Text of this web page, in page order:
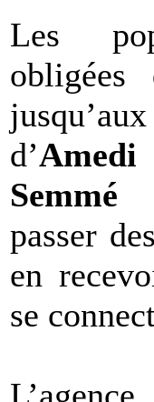
Les
obligées
d’Amedi
Semmé
passer
en
se